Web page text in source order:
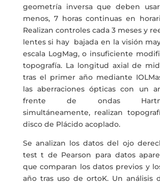
geometría inversa que deben
menos, 7 horas continuas en
Realizan controles cada 3 meses y
lentes si hay bajada en la visión
escala LogMag, o insuficiente
topografía. La longitud axial de
tras el primer año mediante
las aberraciones ópticas con un
frente de ondas
simultáneamente, realizan
disco de Plácido acoplado.
Se analizan los datos del ojo
test t de Pearson para datos
que comparan los datos previos y
año tras uso de ortoK. Un análisis